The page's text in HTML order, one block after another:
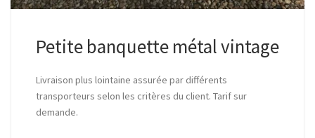
Petite banquette métal vintage
Livraison plus lointaine assurée par différents
transporteurs selon les critères du client. Tarif sur
demande.